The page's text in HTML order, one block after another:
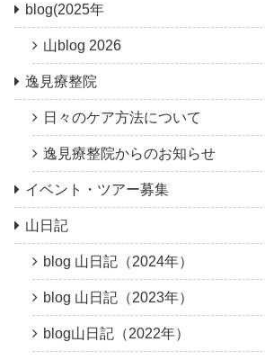
blog(2025年
山blog 2026
逸見療整院
日々のケア方法について
逸見療整院からのお知らせ
イベント・ツアー募集
山日記
blog 山日記（2024年）
blog 山日記（2023年）
blog山日記（2022年）